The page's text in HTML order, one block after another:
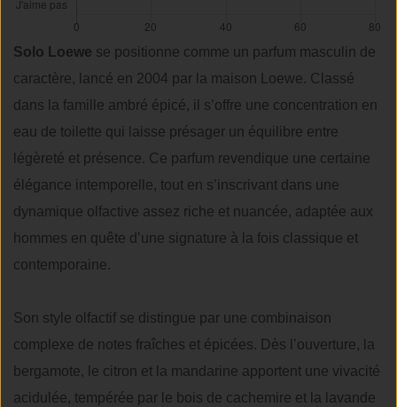
Solo Loewe se positionne comme un parfum masculin de
caractère, lancé en 2004 par la maison Loewe. Classé
dans la famille ambré épicé, il s’offre une concentration en
eau de toilette qui laisse présager un équilibre entre
légèreté et présence. Ce parfum revendique une certaine
élégance intemporelle, tout en s’inscrivant dans une
dynamique olfactive assez riche et nuancée, adaptée aux
hommes en quête d’une signature à la fois classique et
contemporaine.
Son style olfactif se distingue par une combinaison
complexe de notes fraîches et épicées. Dès l’ouverture, la
bergamote, le citron et la mandarine apportent une vivacité
acidulée, tempérée par le bois de cachemire et la lavande